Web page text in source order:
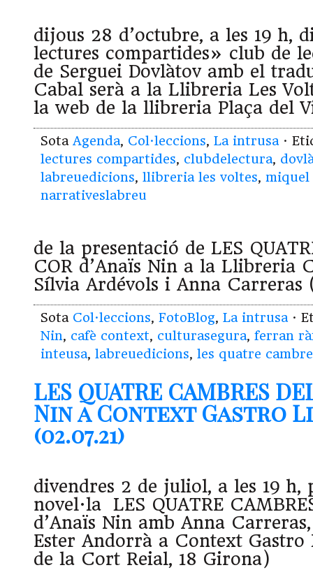
dijous 28 d’octubre, a les 19 h,
lectures compartides» club de
de Serguei Dovlàtov amb el
Cabal serà a la Llibreria Les
la web de la llibreria Plaça del
Sota Agenda, Col·leccions, La intrusa ·
lectures compartides, clubdelectura,
labreuedicions, llibreria les voltes, miquel
narrativeslabreu
de la presentació de LES
COR d’Anaïs Nin a la Llibreria
Sílvia Ardévols i Anna Carreras
Sota Col·leccions, FotoBlog, La intrusa ·
Nin, cafè context, culturasegura, ferran
inteusa, labreuedicions, les quatre
LES QUATRE CAMBRES
Nin a Context Gastro
(02.07.21)
divendres 2 de juliol, a les 19 h,
novel·la LES QUATRE
d’Anaïs Nin amb Anna
Ester Andorrà a Context
de la Cort Reial, 18 Girona)